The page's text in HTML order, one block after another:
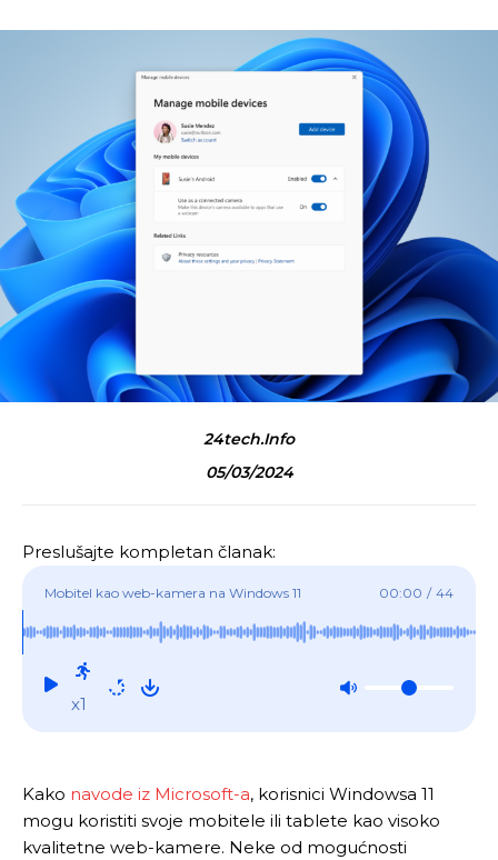
24tech.info
05/03/2024
Preslušajte kompletan članak:
Mobitel kao web-kamera na Windows 11 00:00 / 44
x1
Kako navode iz Microsoft-a, korisnici Windowsa 11
mogu koristiti svoje mobitele ili tablete kao visoko
kvalitetne web-kamere. Neke od mogućnosti